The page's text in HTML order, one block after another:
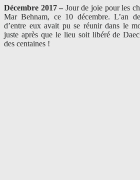
Décembre 2017 – Jour de joie pour les
Mar Behnam, ce 10 décembre. L’an
d’entre eux avait pu se réunir dans le
juste après que le lieu soit libéré de
des centaines !